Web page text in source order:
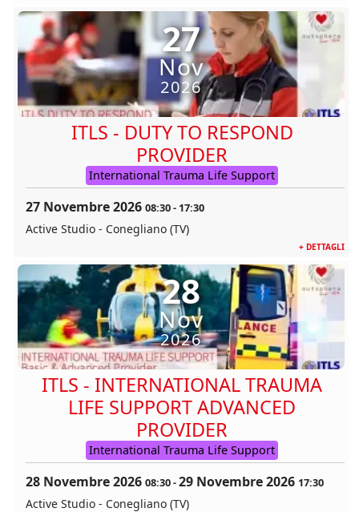
27
Nov
2026
ITLS - DUTY TO RESPOND
PROVIDER
International Trauma Life Support
27 Novembre 2026 08:30- 17:30
Active Studio - Conegliano (TV)
+ DETTAGLI
28
Nov
2026
ITLS - INTERNATIONAL TRAUMA
LIFE SUPPORT ADVANCED
PROVIDER
International Trauma Life Support
28 Novembre 2026 08:30-29 Novembre 2026 17:30
Active Studio - Conegliano (TV)